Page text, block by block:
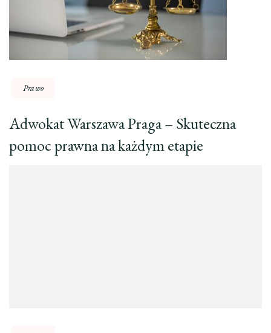
Prawo
Adwokat Warszawa Praga – Skuteczna
pomoc prawna na każdym etapie